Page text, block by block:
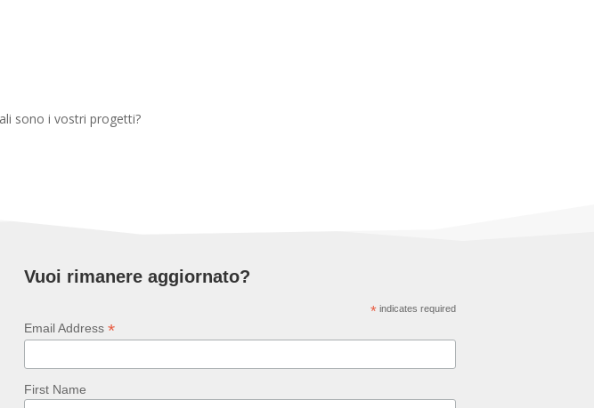
sono i vostri progetti?
Vuoi rimanere aggiornato?
* indicates required
Email Address *
First Name